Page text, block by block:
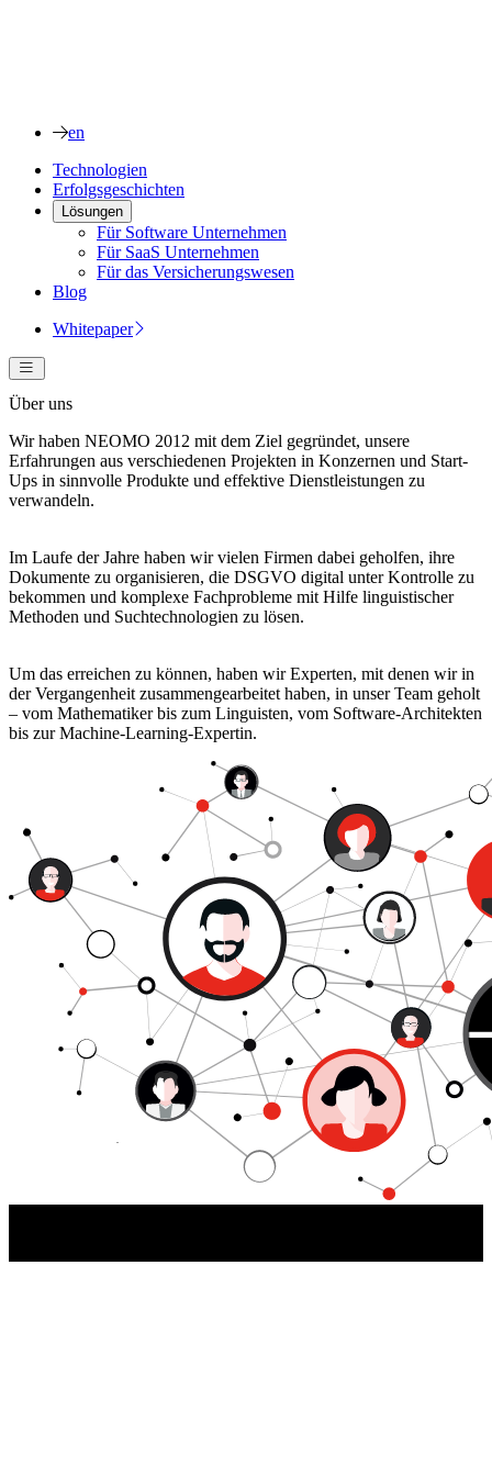
en
Technologien
Erfolgsgeschichten
Lösungen
Für Software Unternehmen
Für SaaS Unternehmen
Für das Versicherungswesen
Blog
Whitepaper
Über uns
Wir haben NEOMO 2012 mit dem Ziel gegründet, unsere
Erfahrungen aus verschiedenen Projekten in Konzernen und Start-
Ups in sinnvolle Produkte und effektive Dienstleistungen zu
verwandeln.
Im Laufe der Jahre haben wirvielen Firmen dabei geholfen, ihre
Dokumente zu organisieren, die DSGVO digital unter Kontrolle zu
bekommen und komplexe Fachprobleme mit Hilfe linguistischer
Methoden und Suchtechnologien zu lösen.
Um das erreichen zu können, haben wir Experten, mit denen wir in
der Vergangenheit zusammengearbeitet haben, in unser Team geholt
– vom Mathematiker bis zum Linguisten, vom Software-Architekten
bis zur Machine-Learning-Expertin.